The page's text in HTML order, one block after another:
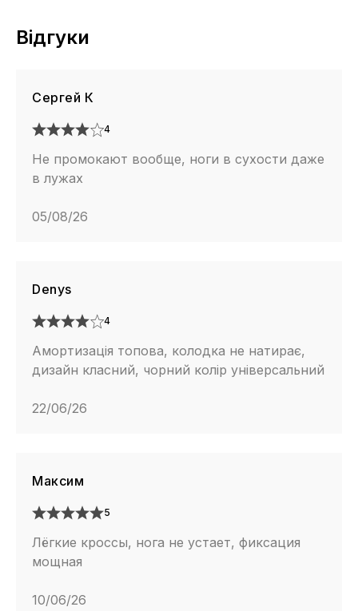
Відгуки
Сергей К
4
Не промокают вообще, ноги в сухости даже
в лужах
05/08/26
Denys
4
Амортизація топова, колодка не натирає,
дизайн класний, чорний колір універсальний
22/06/26
Максим
5
Лёгкие кроссы, нога не устает, фиксация
мощная
10/06/26